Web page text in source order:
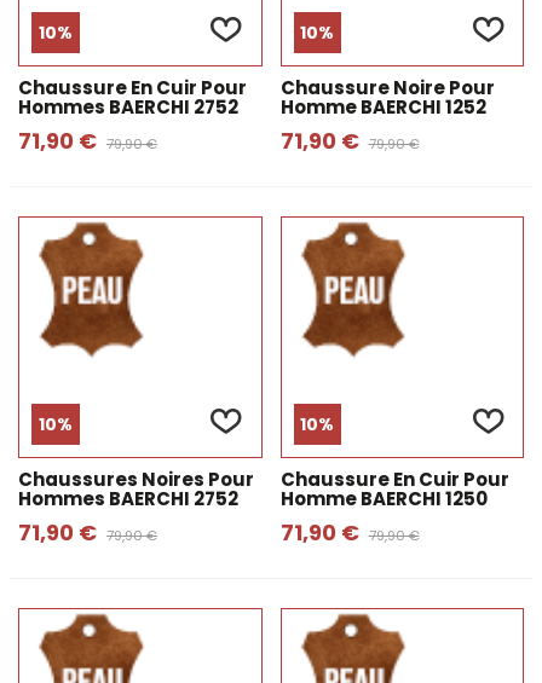
10%
Chaussure En Cuir Pour
Hommes BAERCHI 2752
71,90 € 79,90 €
10%
Chaussure Noire Pour
Homme BAERCHI 1252
71,90 € 79,90 €
10%
Chaussures Noires Pour
Hommes BAERCHI 2752
71,90 € 79,90 €
10%
Chaussure En Cuir Pour
Homme BAERCHI 1250
71,90 € 79,90 €